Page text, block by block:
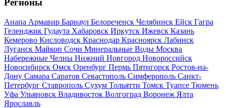
Регионы
Анапа Армавир Барнаул Белореченск Челябинск Ейск Гагра
Геленджик Гудаута Хабаровск Иркутск Ижевск Казань
Кемерово Кисловодск Краснодар Красноярск Лабинск
Луганск Майкоп Сочи Минеральные Воды Москва
Набережные Челны Нижний Новгород Новороссийск
Новосибирск Омск Оренбург Пермь Пятигорск Ростов-на-
Дону Самара Саратов Севастополь Симферополь Санкт-
Петербург Ставрополь Сухум Тольятти Томск Туапсе Тюмень
Уфа Ульяновск Владивосток Волгоград Воронеж Ялта
Ярославль